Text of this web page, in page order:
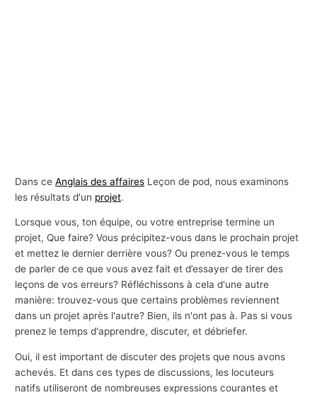
Dans ceAnglais des affaires Leçon de pod, nous examinons
les résultats d'un projet.
Lorsque vous, ton équipe, ou votre entreprise termine un
projet, Que faire? Vous précipitez-vous dans le prochain projet
et mettez le dernier derrière vous? Ou prenez-vous le temps
de parler de ce que vous avez fait et d’essayer de tirer des
leçons de vos erreurs? Réfléchissons à cela d'une autre
manière: trouvez-vous que certains problèmes reviennent
dans un projet après l'autre? Bien, ils n'ont pas à. Pas si vous
prenez le temps d'apprendre, discuter, et débriefer.
Oui, il est important de discuter des projets que nous avons
achevés. Et dans ces types de discussions, les locuteurs
natifs utiliseront de nombreuses expressions courantes et